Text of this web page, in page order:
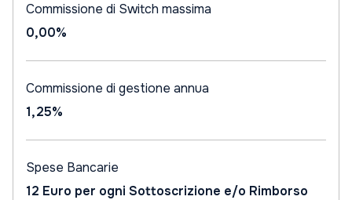
Commissione di Switch massima
0,00%
Commissione di gestione annua
1,25%
Spese Bancarie
12 Euro per ogni Sottoscrizione e/o Rimborso